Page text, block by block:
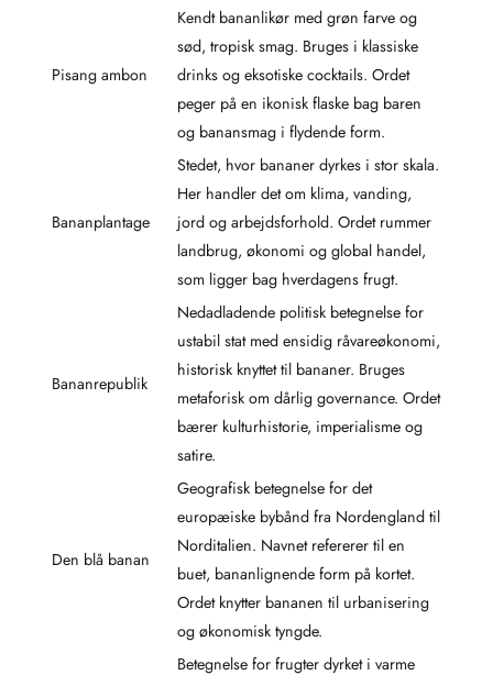
Pisang ambon
Kendt bananlikør med grøn farve og
sød, tropisk smag. Bruges i klassiske
drinks og eksotiske cocktails. Ordet
peger på en ikonisk flaske bag baren
og banansmag i flydende form.
Bananplantage
Stedet, hvor bananer dyrkes i stor skala.
Her handler det om klima, vanding,
jord og arbejdsforhold. Ordet rummer
landbrug, økonomi og global handel,
som ligger bag hverdagens frugt.
Bananrepublik
Nedadladende politisk betegnelse for
ustabil stat med ensidig råvareøkonomi,
historisk knyttet til bananer. Bruges
metaforisk om dårlig governance. Ordet
bærer kulturhistorie, imperialisme og
satire.
Den blå banan
Geografisk betegnelse for det
europæiske bybånd fra Nordengland til
Norditalien. Navnet refererer til en
buet, bananlignende form på kortet.
Ordet knytter bananen til urbanisering
og økonomisk tyngde.
Betegnelse for frugter dyrket i varme